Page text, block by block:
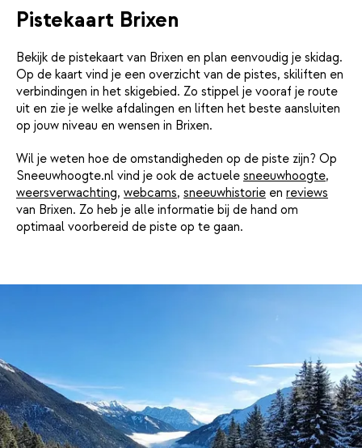
Pistekaart Brixen
Bekijk de pistekaart van Brixen en plan eenvoudig je skidag.
Op de kaart vind je een overzicht van de pistes, skiliften en
verbindingen in het skigebied. Zo stippel je vooraf je route
uit en zie je welke afdalingen en liften het beste aansluiten
op jouw niveau en wensen in Brixen.
Wil je weten hoe de omstandigheden op de piste zijn? Op
Sneeuwhoogte.nl vind je ook de actuele sneeuwhoogte,
weersverwachting, webcams, sneeuwhistorie en reviews
van Brixen. Zo heb je alle informatie bij de hand om
optimaal voorbereid de piste op te gaan.